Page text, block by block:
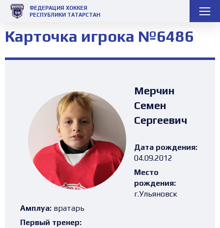
ФЕДЕРАЦИЯ ХОККЕЯ
РЕСПУБЛИКИ ТАТАРСТАН
Карточка игрока №6486
Мерчин
Семен
Сергеевич
Дата рождения:
04.09.2012
Место
рождения:
г.Ульяновск
Амплуа: вратарь
Первый тренер: